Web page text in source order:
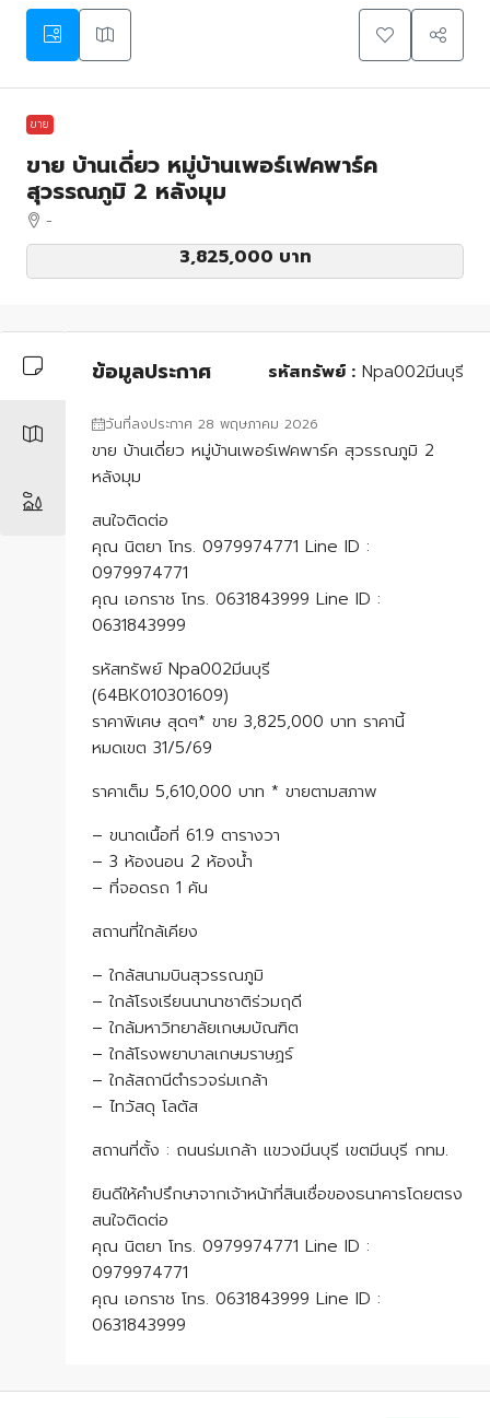
ขาย
ขาย บ้านเดี่ยว หมู่บ้านเพอร์เฟคพาร์ค
สุวรรณภูมิ 2 หลังมุม
-
3,825,000 บาท
ข้อมูลประกาศ รหัสทรัพย์ : Npa002มีนบุรี
วันที่ลงประกาศ 28 พฤษภาคม 2026
ขาย บ้านเดี่ยว หมู่บ้านเพอร์เฟคพาร์ค สุวรรณภูมิ 2
หลังมุม
สนใจติดต่อ
คุณ นิตยา โทร. 0979974771 Line ID :
0979974771
คุณ เอกราช โทร. 0631843999 Line ID :
0631843999
รหัสทรัพย์ Npa002มีนบุรี
(64BK010301609)
ราคาพิเศษ สุดๆ* ขาย 3,825,000 บาท ราคานี้
หมดเขต 31/5/69
ราคาเต็ม 5,610,000 บาท * ขายตามสภาพ
– ขนาดเนื้อที่ 61.9 ตารางวา
– 3 ห้องนอน 2 ห้องน้ำ
– ที่จอดรถ 1 คัน
สถานที่ใกล้เคียง
– ใกล้สนามบินสุวรรณภูมิ
– ใกล้โรงเรียนนานาชาติร่วมฤดี
– ใกล้มหาวิทยาลัยเกษมบัณฑิต
– ใกล้โรงพยาบาลเกษมราษฏร์
– ใกล้สถานีตำรวจร่มเกล้า
– ไทวัสดุ โลตัส
สถานที่ตั้ง : ถนนร่มเกล้า แขวงมีนบุรี เขตมีนบุรี กทม.
ยินดีให้คำปรึกษาจากเจ้าหน้าที่สินเชื่อของธนาคารโดยตรง
สนใจติดต่อ
คุณ นิตยา โทร. 0979974771 Line ID :
0979974771
คุณ เอกราช โทร. 0631843999 Line ID :
0631843999